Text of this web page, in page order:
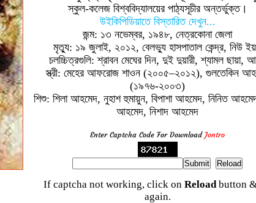
স্কুল-কলেজ বিশ্ববিদ্যালয়ের পাঠ্যসূচীর অন্তর্ভুক্ত।
উইকিপিডিয়াতে বিস্তারিত দেখুন...
জন্ম: ১৩ নভেম্বর, ১৯৪৮, নেত্রকোনা জেলা
মৃত্যু: ১৯ জুলাই, ২০১২, বেলভ্যু হাসপাতাল কেন্দ্র, নিউ
চলচ্চিত্রগুলি: শ্রাবন মেঘের দিন, দুই দুয়ারী, শ্যামল ছায়া,
স্ত্রী: মেহের আফরোজ শাওন (২০০৫–২০১২), গুলতেকিন
(১৯৭৬-২০০৩)
শিশু: শিলা আহমেদ, নুহাশ হুমায়ুন, বিপাশা আহমেদ, নিনিত
আহমেদ, নিশাদ আহমেদ
Enter Captcha Code For Download Jontro
If captcha not working, click on Reloadbutton
again.